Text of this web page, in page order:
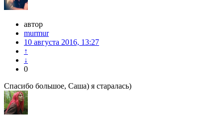
автор
murmur
10 августа 2016, 13:27
↑
↓
0
Спасибо большое, Саша) я старалась)